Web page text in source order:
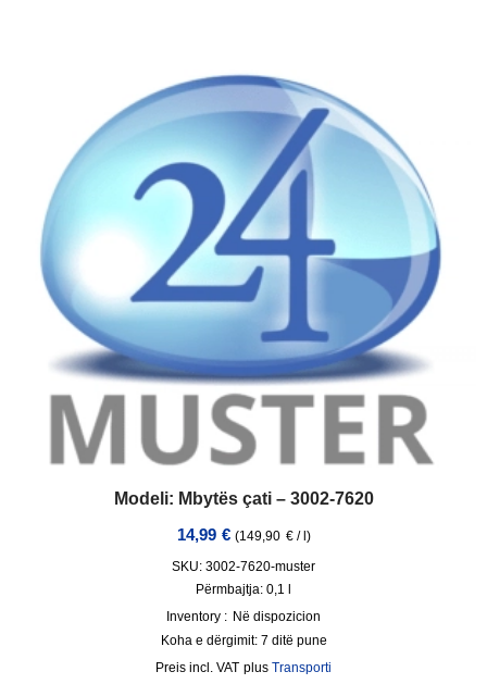
Modeli: Mbytës çati – 3002-7620
14,99 € (149,90 €/l)
SKU: 3002-7620-muster
Përmbajtja: 0,1
Inventory : Në dispozicion
Koha e dërgimit: 7 ditë pune
incl. VAT plus Transporti